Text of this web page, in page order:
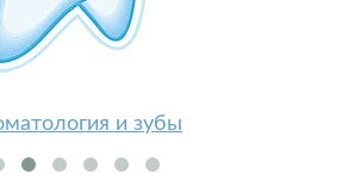
и зубы